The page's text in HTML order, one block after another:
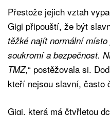
Přestože jejich vztah
Gigi připouští, že být
těžké najít normální
soukromí a bezpečnost.
TMZ,“ postěžovala si.
kteří nejsou slavní, často
Gigi, která má čtyřletou